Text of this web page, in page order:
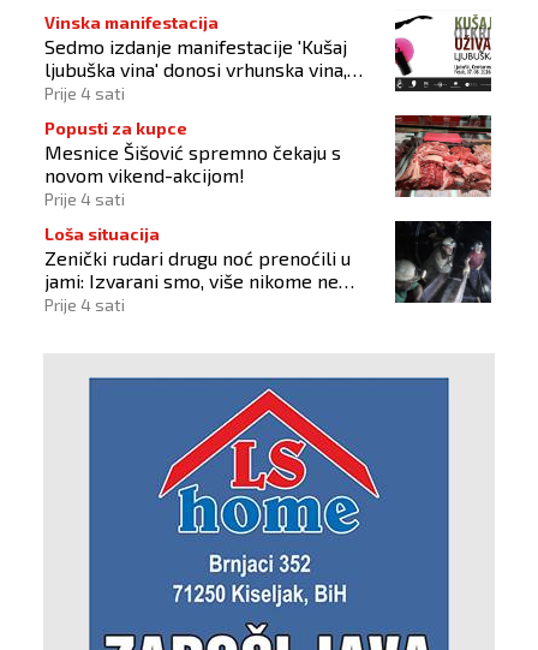
Vinska manifestacija
Sedmo izdanje manifestacije 'Kušaj
ljubuška vina' donosi vrhunska vina,
gastronomiju i glazbu
Prije 4 sati
Popusti za kupce
Mesnice Šišović spremno čekaju s
novom vikend-akcijom!
Prije 4 sati
Loša situacija
Zenički rudari drugu noć prenoćili u
jami: Izvarani smo, više nikome ne
vjerujemo
Prije 4 sati